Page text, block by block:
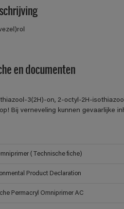
en documenten
3(2H)-on, 2-octyl-2H-
Bij verneveling kunnen gevaarlijke
(Technische fiche)
Product Declaration
Permacryl Omniprimer AC